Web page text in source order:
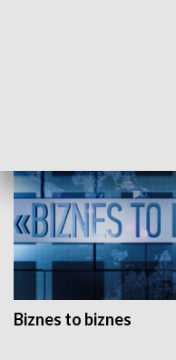
Biznes to biznes